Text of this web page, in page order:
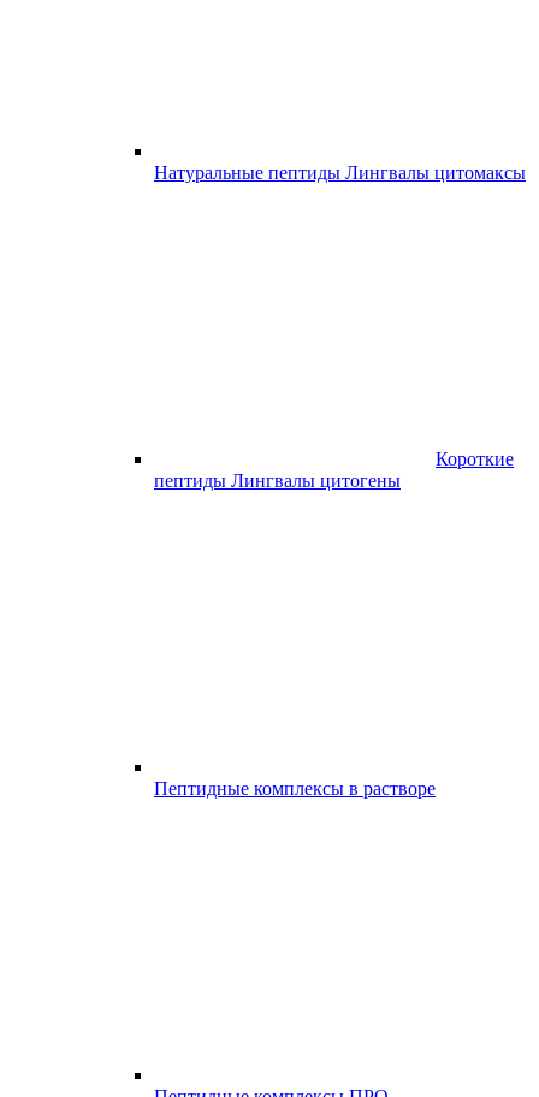
Натуральные пептиды Лингвалы цитомаксы
Короткие
пептиды Лингвалы цитогены
Пептидные комплексы в растворе